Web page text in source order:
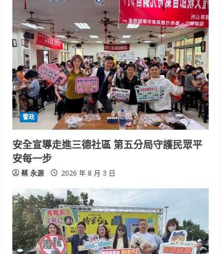
u
e
R
e
a
d
i
n
g
警政
安全宣導走進三德社區 第五分局守護民眾平
安每一步
蔡 永源 2026 年 8 月 3 日